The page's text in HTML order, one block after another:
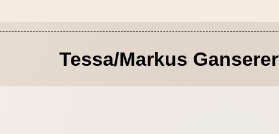
Tessa/Markus Ganserer